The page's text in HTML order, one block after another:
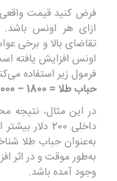
ازای هر اونس باشد.
اونس افزایش یافته
فرمول زیر استفاده
حباب طلا = 1800 − 2000 = -200 دلار
در این مثال، نتیجه
داخلی 200
به‌عنوان حباب طلا
به‌طور موقت و در اثر
وجود آمده باشد.